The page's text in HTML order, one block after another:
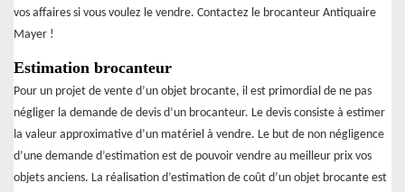
vos affaires si vous voulez le vendre. Contactez le brocanteur Antiquaire
Mayer !
Estimation brocanteur
Pour un projet de vente d’un objet brocante, il est primordial de ne pas
négliger la demande de devis d’un brocanteur. Le devis consiste à estimer
la valeur approximative d’un matériel à vendre. Le but de non négligence
d’une demande d’estimation est de pouvoir vendre au meilleur prix vos
objets anciens. La réalisation d’estimation de coût d’un objet brocante est